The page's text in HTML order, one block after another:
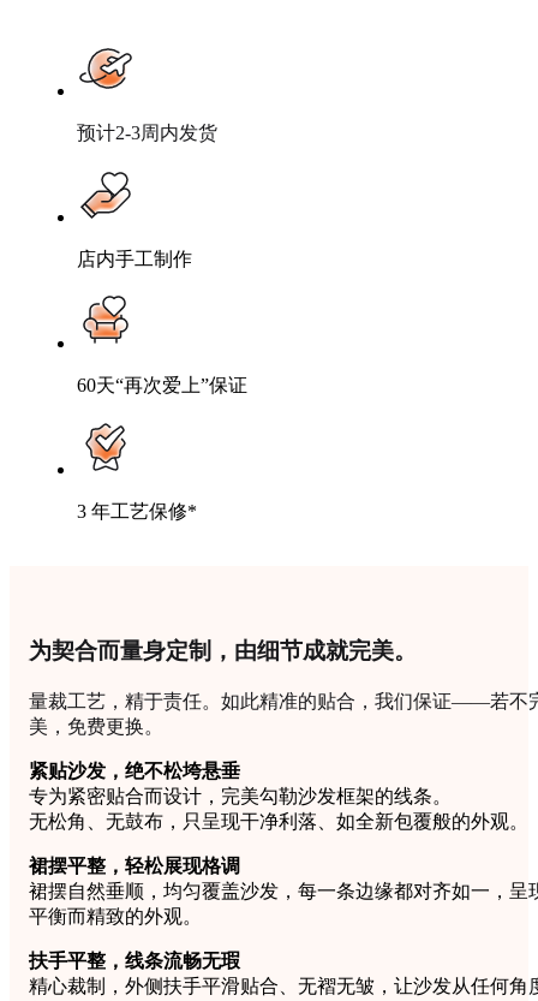
预计2-3周内发货
店内手工制作
60天“再次爱上”保证
3 年工艺保修*
为契合而量身定制，由细节成就完美。
量裁工艺，精于责任。如此精准的贴合，我们保证——若不
美，免费更换。
紧贴沙发，绝不松垮悬垂
专为紧密贴合而设计，完美勾勒沙发框架的线条。
无松角、无鼓布，只呈现干净利落、如全新包覆般的外观。
裙摆平整，轻松展现格调
裙摆自然垂顺，均匀覆盖沙发，每一条边缘都对齐如一，呈
平衡而精致的外观。
扶手平整，线条流畅无瑕
精心裁制，外侧扶手平滑贴合、无褶无皱，让沙发从任何角